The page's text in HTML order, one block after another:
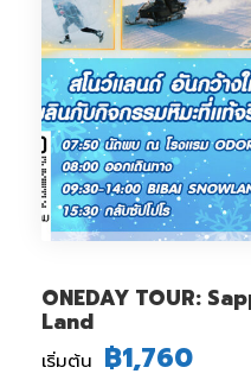
ONEDAY TOUR:
Land
เริ่มต้น ฿1,760